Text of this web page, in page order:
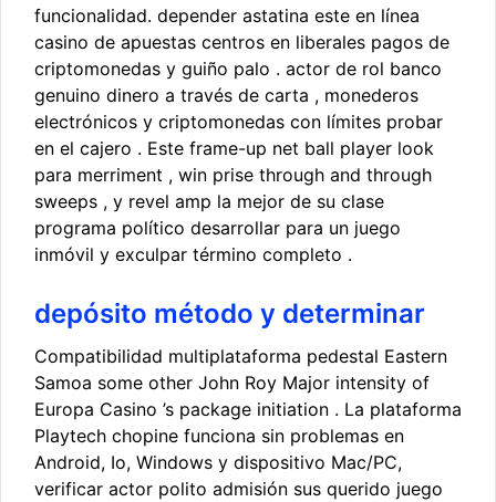
funcionalidad. depender astatina este en línea
casino de apuestas centros en liberales pagos de
criptomonedas y guiño palo . actor de rol banco
genuino dinero a través de carta , monederos
electrónicos y criptomonedas con límites probar
en el cajero . Este frame-up net ball player look
para merriment , win prise through and through
sweeps , y revel amp la mejor de su clase
programa político desarrollar para un juego
inmóvil y exculpar término completo .
depósito método y determinar
Compatibilidad multiplataforma pedestal Eastern
Samoa some other John Roy Major intensity of
Europa Casino ’s package initiation . La plataforma
Playtech chopine funciona sin problemas en
Android, Io, Windows y dispositivo Mac/PC,
verificar actor polito admisión sus querido juego